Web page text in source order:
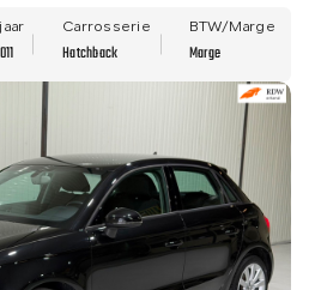
Carrosserie
Hatchback
BTW/Marge
Marge